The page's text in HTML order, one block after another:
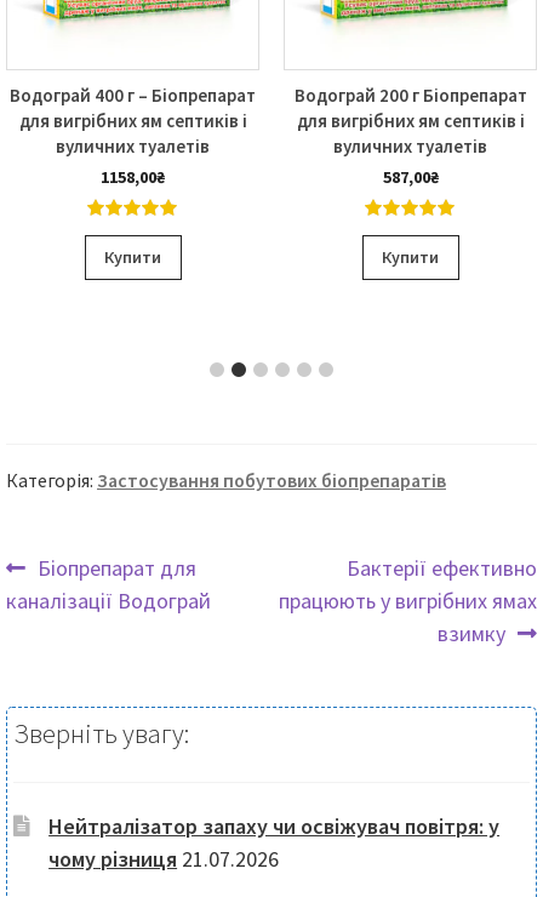
Водограй 400 г – Біопрепарат
для вигрібних ям септиків і
вуличних туалетів
1158,00₴
5.00out of
5
Купити
Водограй 200 г Біопрепарат
для вигрібних ям септиків і
вуличних туалетів
587,00₴
5.00out of
5
Купити
Категорія: Застосування побутових біопрепаратів
Навігація
Попередні
записи:
Біопрепарат для
каналізації Водограй
Наступні
записи:
Бактерії ефективно
працюють у вигрібних ямах
взимку
Зверніть увагу:
Нейтралізатор запаху чи освіжувач повітря: у
чому різниця 21.07.2026